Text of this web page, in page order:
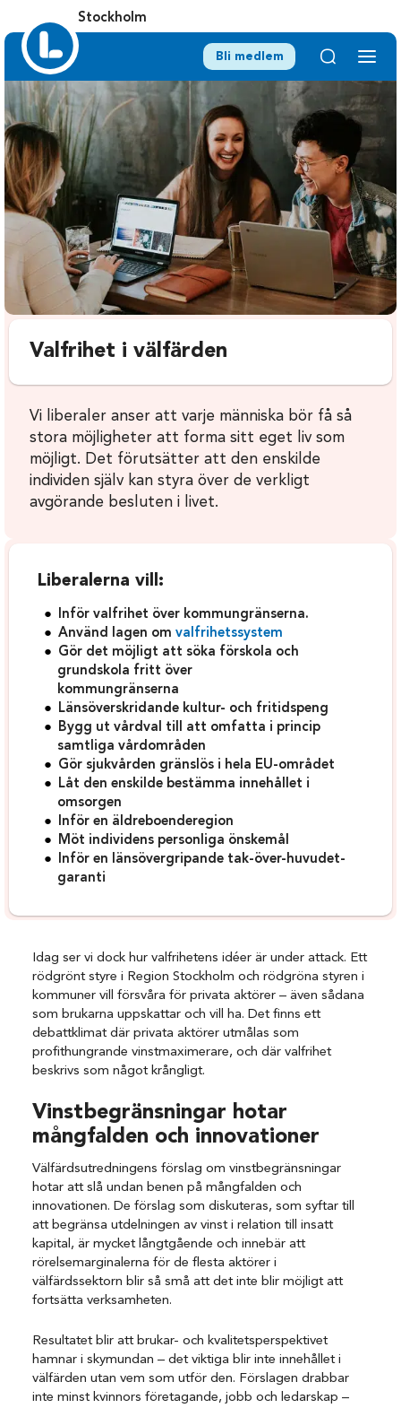
Stockholm
Bli medlem
Valfrihet i välfärden
Vi liberaler anser att varje människa bör få så
stora möjligheter att forma sitt eget liv som
möjligt. Det förutsätter att den enskilde
individen själv kan styra över de verkligt
avgörande besluten i livet.
Liberalerna vill:
Inför valfrihet över kommungränserna.
Använd lagen omvalfrihetssystem
Gör det möjligt att söka förskola och
grundskola fritt över
kommungränserna
Länsöverskridande kultur- och fritidspeng
Bygg ut vårdval till att omfatta i princip
samtliga vårdområden
Gör sjukvården gränslös i hela EU-området
Låt den enskilde bestämma innehållet i
omsorgen
Inför en äldreboenderegion
Möt individens personliga önskemål
Inför en länsövergripande tak-över-huvudet-
garanti
Idag ser vi dock hur valfrihetens idéer är under attack. Ett
rödgrönt styre i Region Stockholm och rödgröna styren i
kommuner vill försvåra för privata aktörer – även sådana
som brukarna uppskattar och vill ha. Det finns ett
debattklimat där privata aktörer utmålas som
profithungrande vinstmaximerare, och där valfrihet
beskrivs som något krångligt.
Vinstbegränsningar hotar
mångfalden och innovationer
Välfärdsutredningens förslag om vinstbegränsningar
hotar att slå undan benen på mångfalden och
innovationen. De förslag som diskuteras, som syftar till
att begränsa utdelningen av vinst i relation till insatt
kapital, är mycket långtgående och innebär att
rörelsemarginalerna för de flesta aktörer i
välfärdssektorn blir så små att det inte blir möjligt att
fortsätta verksamheten.
Resultatet blir att brukar- och kvalitetsperspektivet
hamnar i skymundan – det viktiga blir inte innehållet i
välfärden utan vem som utför den. Förslagen drabbar
inte minst kvinnors företagande, jobb och ledarskap –